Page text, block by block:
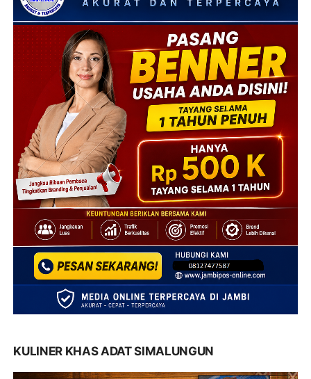
KULINER KHAS ADAT SIMALUNGUN